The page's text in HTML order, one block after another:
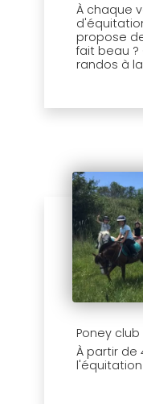
À chaque
propose
fait beau ?
randos à
Poney club
À partir de